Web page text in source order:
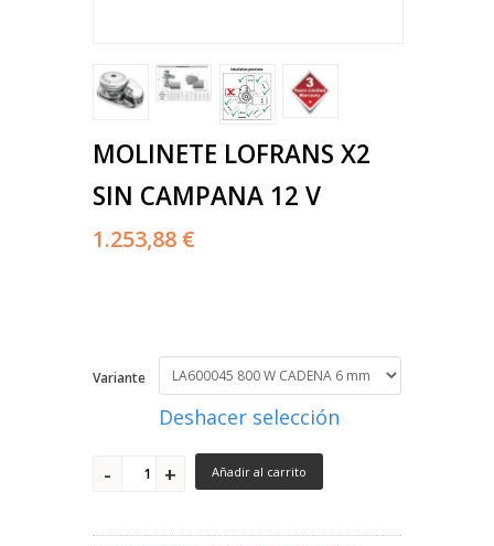
MOLINETE LOFRANS X2
SIN CAMPANA 12 V
1.253,88 €
Variante
Deshacer selección
Añadir al carrito